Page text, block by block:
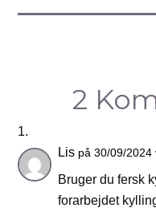
2
Lis på 30/09/2024
Bruger du fersk
forarbejdet